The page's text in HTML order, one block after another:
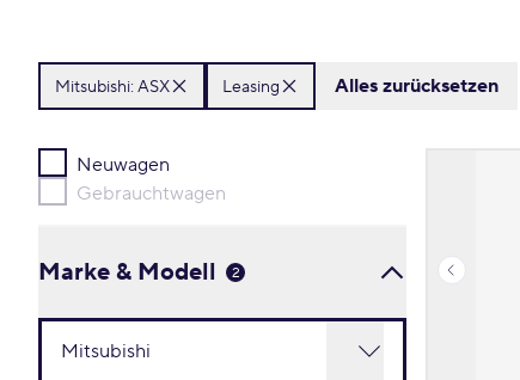
Mitsubishi: ASX Leasing Alles zurücksetzen
Neuwagen
Gebrauchtwagen
Marke & Modell 2